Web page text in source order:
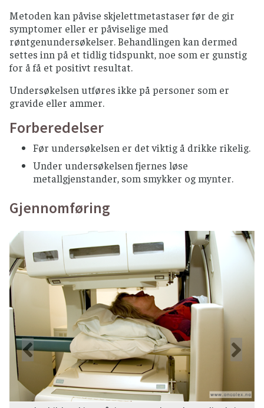
Metoden kan påvise skjelettmetastaser før de gir
symptomer eller er påviselige med
røntgenundersøkelser. Behandlingen kan dermed
settes inn på et tidlig tidspunkt, noe som er gunstig
for å få et positivt resultat.
Undersøkelsen utføres ikke på personer som er
gravide eller ammer.
Forberedelser
Før undersøkelsen er det viktig å drikke rikelig.
Under undersøkelsen fjernes løse
metallgjenstander, som smykker og mynter.
Gjennomføring
Forrige